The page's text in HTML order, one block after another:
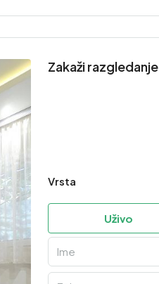
Zakaži razgledanje
Vrsta
Uživo